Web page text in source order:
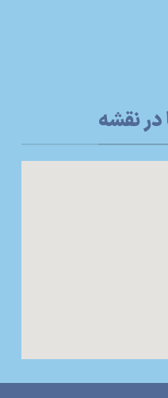
نقشه